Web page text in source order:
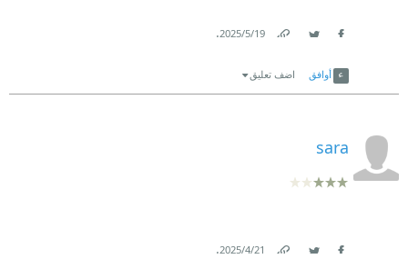
19‏/5‏/2025
.
أوافق اضف تعليق
sara
21‏/4‏/2025
.